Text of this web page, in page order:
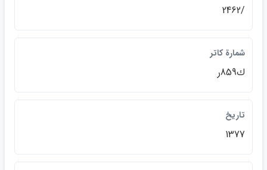
/2462
شمارة كاتر
ك859ر
تاريخ
1377